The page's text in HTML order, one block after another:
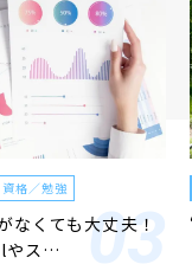
資格／勉強
なくても大丈夫！
やス…